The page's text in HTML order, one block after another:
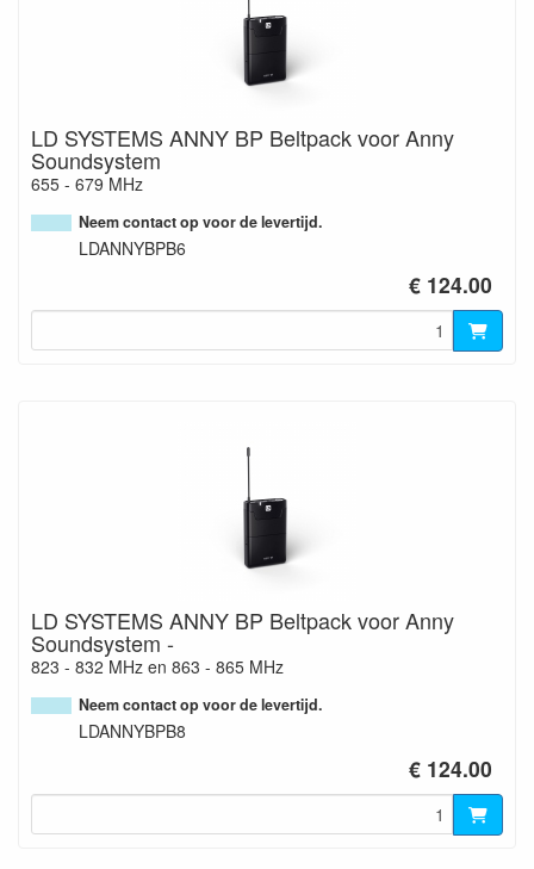
LD SYSTEMS ANNY BP Beltpack voor Anny
Soundsystem
655 - 679 MHz
Neem contact op voor de levertijd.
LDANNYBPB6
€ 124.00
LD SYSTEMS ANNY BP Beltpack voor Anny
Soundsystem -
823 - 832 MHz en 863 - 865 MHz
Neem contact op voor de levertijd.
LDANNYBPB8
€ 124.00